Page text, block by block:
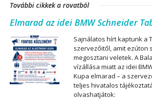
További cikkek a rovatból
Elmarad az idei BMW Schneider
Sajnálatos hírt kaptunk a
szervezőitől, amit ezúton
megosztani veletek. A
vízállása miatt az idei
Kupa elmarad – a
teljes hivatalos
olvashatjátok: